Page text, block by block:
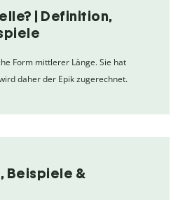
| Definition,
Form mittlerer Länge. Sie hat
daher der Epik zugerechnet.
Beispiele &